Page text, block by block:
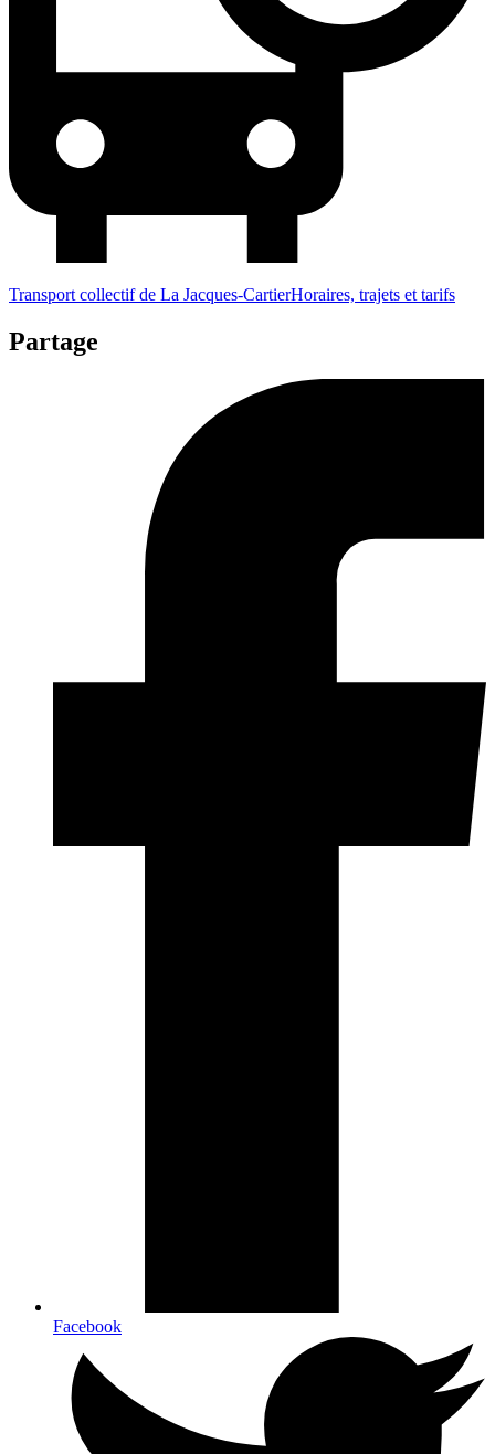
Transport collectif de La Jacques-CartierHoraires, trajets et tarifs
Partage
Facebook